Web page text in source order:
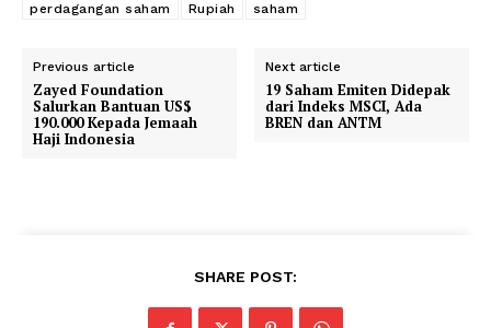
perdagangan saham
Rupiah saham
Previous article
Zayed Foundation
Salurkan Bantuan US$
190.000 Kepada Jemaah
Haji Indonesia
Next article
19 Saham Emiten Didepak
dari Indeks MSCI, Ada
BREN dan ANTM
SHARE POST: